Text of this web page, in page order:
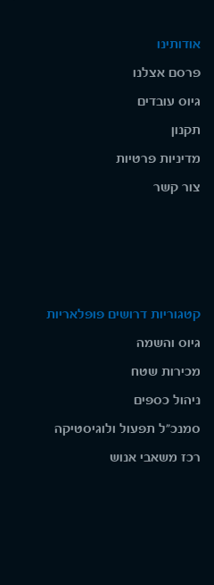
אודותינו
פרסם אצלנו
גיוס עובדים
תקנון
מדיניות פרטיות
צור קשר
קטגוריות דרושים פופלאריות
גיוס והשמה
מכירות שטח
ניהול כספים
סמנכ"ל תפעול ולוגיסטיקה
רכז משאבי אנוש